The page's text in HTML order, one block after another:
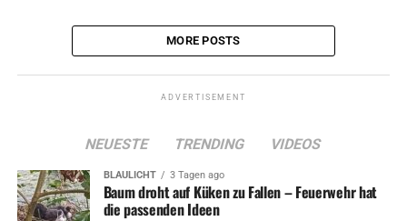
MORE POSTS
ADVERTISEMENT
NEUESTE TRENDING VIDEOS
BLAULICHT 3 Tagen ago
Baum droht auf Küken zu Fallen – Feuerwehr hat
die passenden Ideen